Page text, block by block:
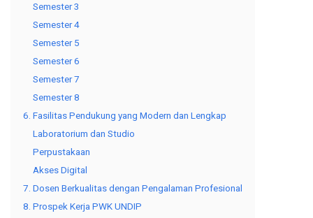
Semester 3
Semester 4
Semester 5
Semester 6
Semester 7
Semester 8
6. Fasilitas Pendukung yang Modern dan Lengkap
Laboratorium dan Studio
Perpustakaan
Akses Digital
7. Dosen Berkualitas dengan Pengalaman Profesional
8. Prospek Kerja PWK UNDIP